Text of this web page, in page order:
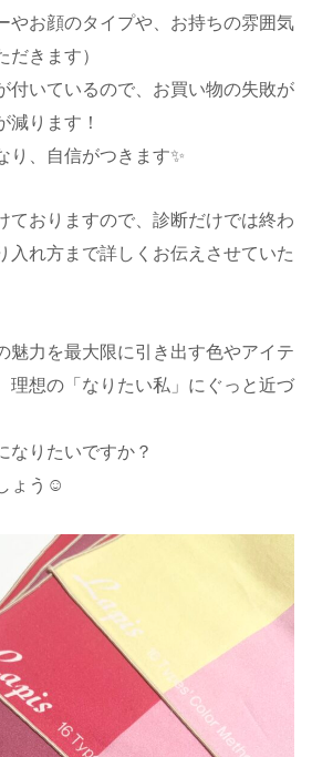
やお顔のタイプや、お持ちの雰囲気
だきます）
付いているので、お買い物の失敗が
減ります！
り、自信がつきます✨
ておりますので、診断だけでは終わ
入れ方まで詳しくお伝えさせていた
魅力を最大限に引き出す色やアイテ
理想の「なりたい私」にぐっと近づ
なりたいですか？
ょう☺️